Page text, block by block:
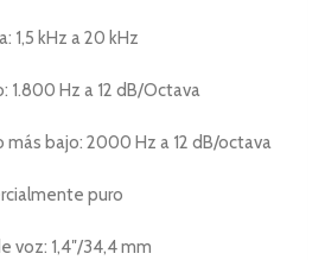
1,5 kHz a 20 kHz
1.800 Hz a 12 dB/Octava
bajo: 2000 Hz a 12 dB/octava
puro
voz: 1,4″/34,4 mm